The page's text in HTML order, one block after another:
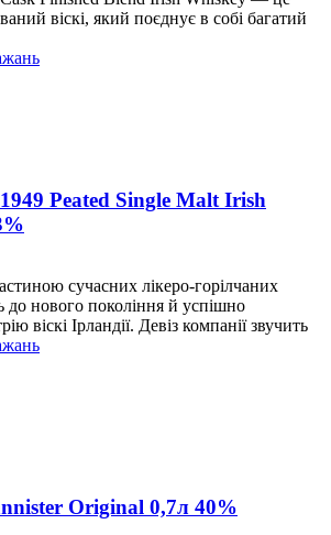
віскі, який поєднує в собі багатий
Peated Single Malt Irish
сучасних лікеро-горілчаних
до нового покоління й успішно
віскі Ірландії. Девіз компанії звучить
Original 0,7л 40%